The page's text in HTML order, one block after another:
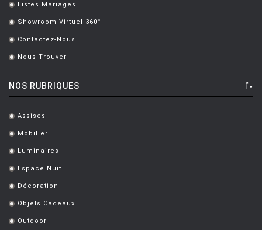
JIELDÉ
KARTELL
KNOLL
LEXON
LIGNE ROSET
LOUIS POULSEN
. Listes Mariages
. Showroom Virtuel 360°
. Contactez-Nous
. Nous Trouver
NOS RUBRIQUES
. Assises
. Mobilier
. Luminaires
. Espace Nuit
. Décoration
. Objets Cadeaux
. Outdoor